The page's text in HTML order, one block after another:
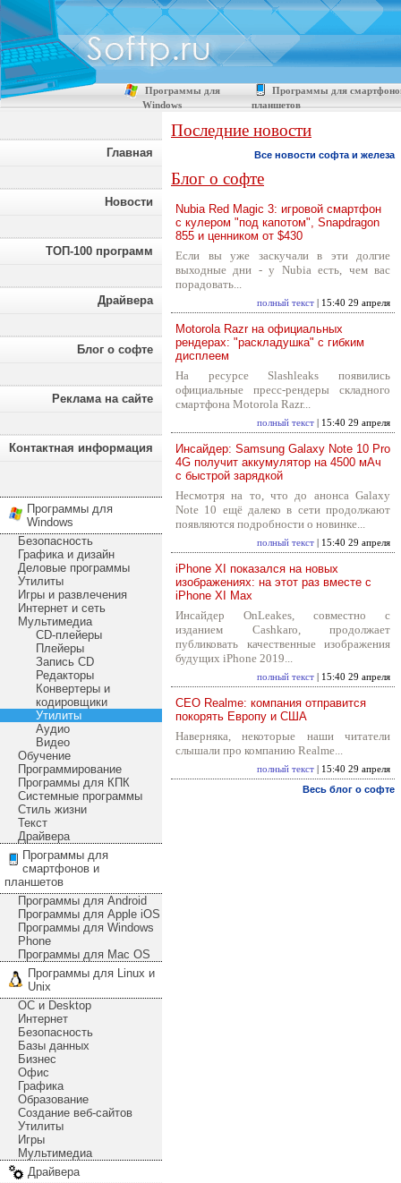
Программы для
Windows
Программы для
планшетов
Главная
Новости
ТОП-100 программ
Драйвера
Блог о софте
Реклама на сайте
Контактная информация
Программы для
Windows
Безопасность
Графика и дизайн
Деловые программы
Утилиты
Игры и развлечения
Интернет и сеть
Мультимедиа
CD-плейеры
Плейеры
Запись CD
Редакторы
Конвертеры и
кодировщики
Утилиты
Аудио
Видео
Обучение
Программирование
Программы для КПК
Системные программы
Стиль жизни
Текст
Драйвера
Программы для
смартфонов и
планшетов
Программы для Android
Программы для Apple iOS
Программы для Windows
Phone
Программы для Mac OS
Программы для Linux и
Unix
ОС и Desktop
Интернет
Безопасность
Базы данных
Бизнес
Офис
Графика
Образование
Создание веб-сайтов
Утилиты
Игры
Мультимедиа
Драйвера
Последние новости
Все новости софта и железа
Блог о софте
Nubia Red Magic 3: игровой смартфон
с кулером "под капотом", Snapdragon
855 и ценником от $430
Если вы уже заскучали в эти долгие
выходные дни - у Nubia есть, чем вас
порадовать...
полный текст | 15:40 29 апреля
Motorola Razr на официальных
рендерах: "раскладушка" с гибким
дисплеем
На ресурсе Slashleaks появились
официальные пресс-рендеры складного
смартфона Motorola Razr...
полный текст | 15:40 29 апреля
Инсайдер: Samsung Galaxy Note 10 Pro
4G получит аккумулятор на 4500 мАч
с быстрой зарядкой
Несмотря на то, что до анонса Galaxy
Note 10 ещё далеко в сети продолжают
появляются подробности о новинке...
полный текст | 15:40 29 апреля
iPhone XI показался на новых
изображениях: на этот раз вместе с
iPhone XI Max
Инсайдер OnLeakes, совместно с
изданием Cashkaro, продолжает
публиковать качественные изображения
будущих iPhone 2019...
полный текст | 15:40 29 апреля
CEO Realme: компания отправится
покорять Европу и США
Наверняка, некоторые наши читатели
слышали про компанию Realme...
полный текст | 15:40 29 апреля
Весь блог о софте